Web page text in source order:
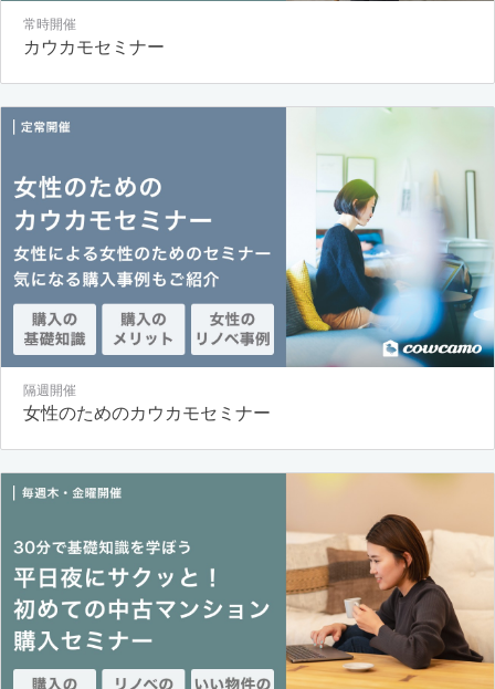
常時開催
カウカモセミナー
隔週開催
女性のためのカウカモセミナー